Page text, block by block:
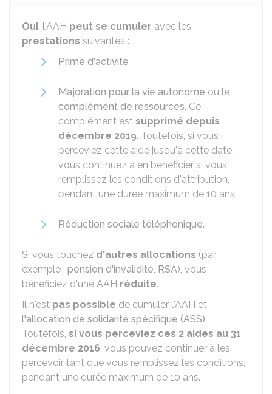
Oui, l'AAH peut se cumuler avec les
prestations suivantes :
Prime d'activité
Majoration pour la vie autonome ou le
complément de ressources. Ce
complément est supprimé depuis
décembre 2019. Toutefois, si vous
perceviez cette aide jusqu'à cette date,
vous continuez à en bénéficier si vous
remplissez les conditions d'attribution,
pendant une durée maximum de 10 ans.
Réduction sociale téléphonique.
Si vous touchez d'autres allocations (par
exemple : pension d'invalidité, RSA), vous
bénéficiez d'une AAH réduite.
Il n'est pas possible de cumuler l'AAH et
l'allocation de solidarité spécifique (ASS).
Toutefois, si vous perceviez ces 2 aides au 31
décembre 2016, vous pouvez continuer à les
percevoir tant que vous remplissez les conditions,
pendant une durée maximum de 10 ans.